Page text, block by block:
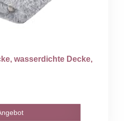
wasserdichte Decke,